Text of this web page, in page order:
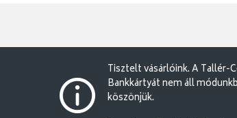
Tisztelt vásárlóink. A Tallér-
Bankkártyát nem áll
köszönjük.